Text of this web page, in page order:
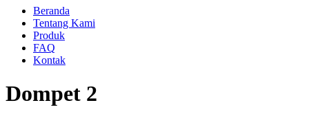
Beranda
Tentang Kami
Produk
FAQ
Kontak
Dompet 2